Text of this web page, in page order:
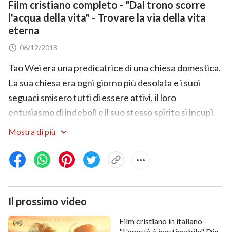
Film cristiano completo - "Dal trono scorre
l'acqua della vita" - Trovare la via della vita
eterna
06/12/2018
Tao Wei era una predicatrice di una chiesa domestica.
La sua chiesa era ogni giorno più desolata e i suoi
seguaci smisero tutti di essere attivi, il loro
entusiasmo di indebolì e il suo stesso spirito si incupì.
Tao Wei non riusciva più a sentire la presenza del
mondo religioso a perdere l'opera dello Spirito Santo?
Poteva essere che il Signore fosse già ritornato, fosse
apparso a svolgere la Sua opera in un altro posto?…
Tao Wei era ansiosa di scoprire le risposte e bramava
di ricevere la provvista d'acqua viva della vita. Cercava
Mostra di più
Il prossimo video
Film cristiano in italiano -